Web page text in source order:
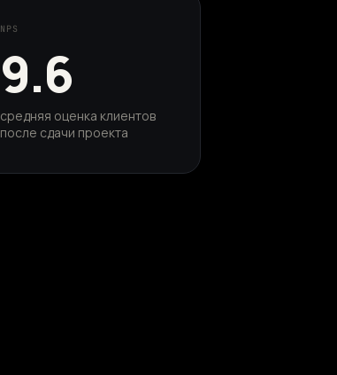
NPS
9.6
средняя оценка клиентов
после сдачи проекта